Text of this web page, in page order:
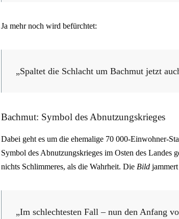
Ja mehr noch wird befürchtet:
„Spaltet die Schlacht um Bachmut jetzt
Bachmut: Symbol des Abnutzungskrieges
Dabei geht es um die ehemalige 70 000-Einwohner-
Symbol des Abnutzungskrieges im Osten des Landes
nichts Schlimmeres, als die Wahrheit. Die Bild
„Im schlechtesten Fall – nun den Anfang